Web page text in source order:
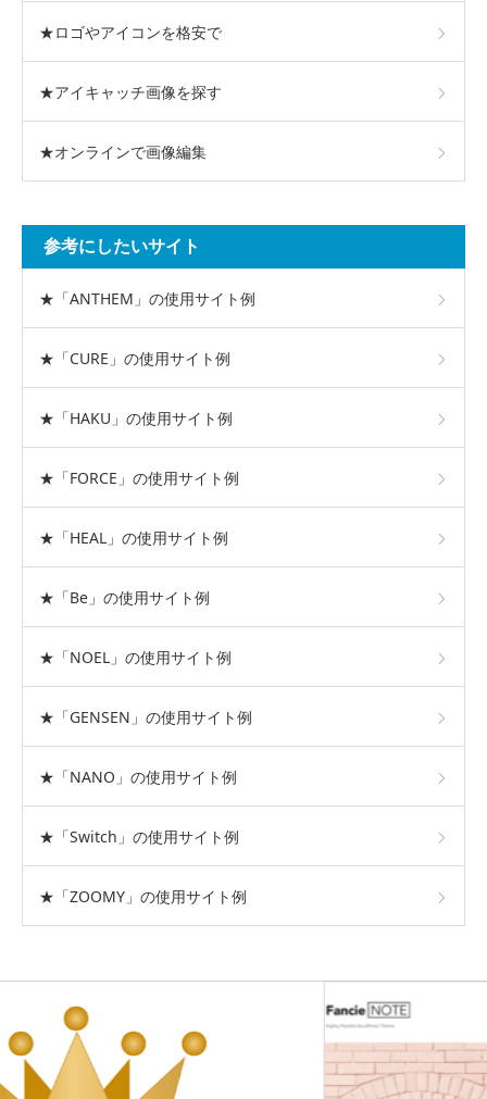
★ロゴやアイコンを格安で
★アイキャッチ画像を探す
★オンラインで画像編集
参考にしたいサイト
★「ANTHEM」の使用サイト例
★「CURE」の使用サイト例
★「HAKU」の使用サイト例
★「FORCE」の使用サイト例
★「HEAL」の使用サイト例
★「Be」の使用サイト例
★「NOEL」の使用サイト例
★「GENSEN」の使用サイト例
★「NANO」の使用サイト例
★「Switch」の使用サイト例
★「ZOOMY」の使用サイト例